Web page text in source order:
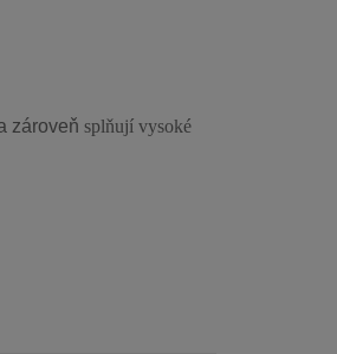
zároveň splňují vysoké